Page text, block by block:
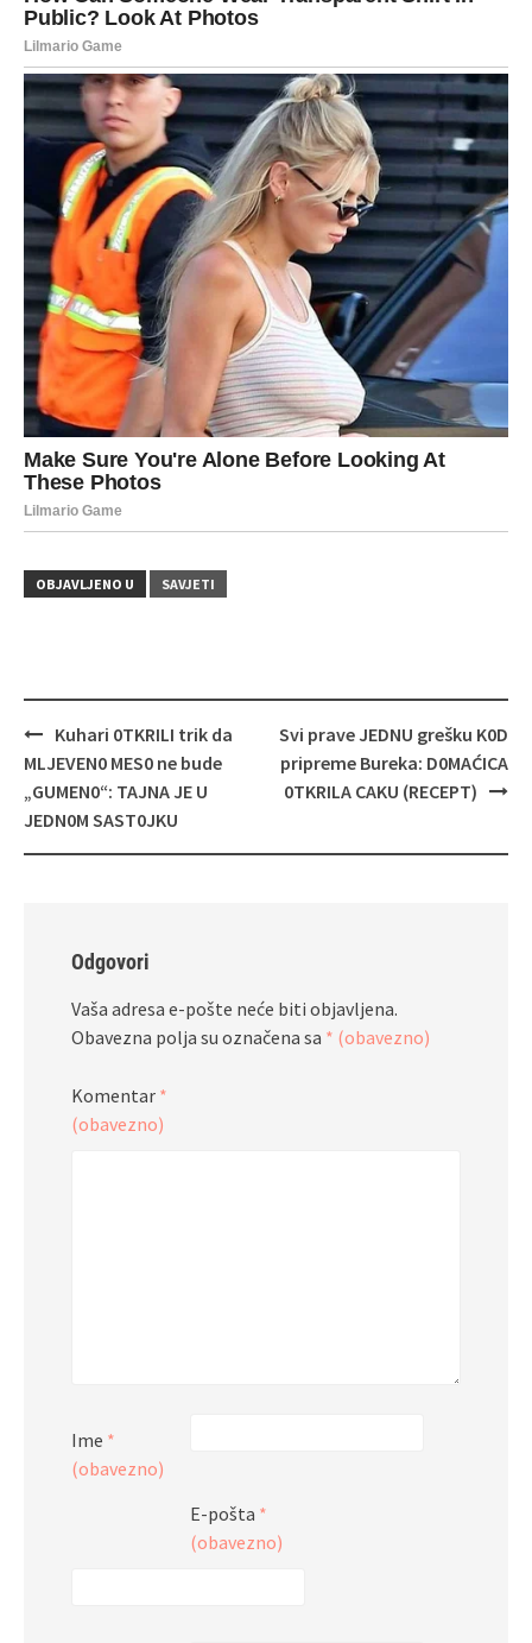
OBJAVLJENO U SAVJETI
Navigacija
objava
Kuhari 0TKRILI trik da
MLJEVEN0 MES0 ne bude
„GUMEN0“: TAJNA JE U
JEDN0M SAST0JKU
Svi prave JEDNU grešku K0D
pripreme Bureka: D0MAĆICA
0TKRILA CAKU (RECEPT)
Odgovori
Vaša adresa e-pošte neće biti objavljena.
Obavezna polja su označena sa * (obavezno)
Komentar *
(obavezno)
Ime *
(obavezno)
E-pošta *
(obavezno)